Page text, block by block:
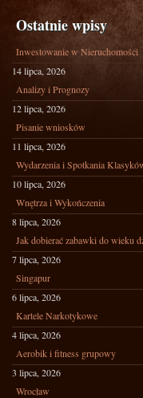
Ostatnie wpisy
Inwestowanie w Nieruchomości
14 lipca, 2026
Analizy i Prognozy
12 lipca, 2026
Pisanie wniosków
11 lipca, 2026
Wydarzenia i Spotkania
10 lipca, 2026
Wnętrza i Wykończenia
8 lipca, 2026
Jak dobierać zabawki do wieku
7 lipca, 2026
Singapur
6 lipca, 2026
Kartele Narkotykowe
4 lipca, 2026
Aerobik i fitness grupowy
3 lipca, 2026
Wrocław